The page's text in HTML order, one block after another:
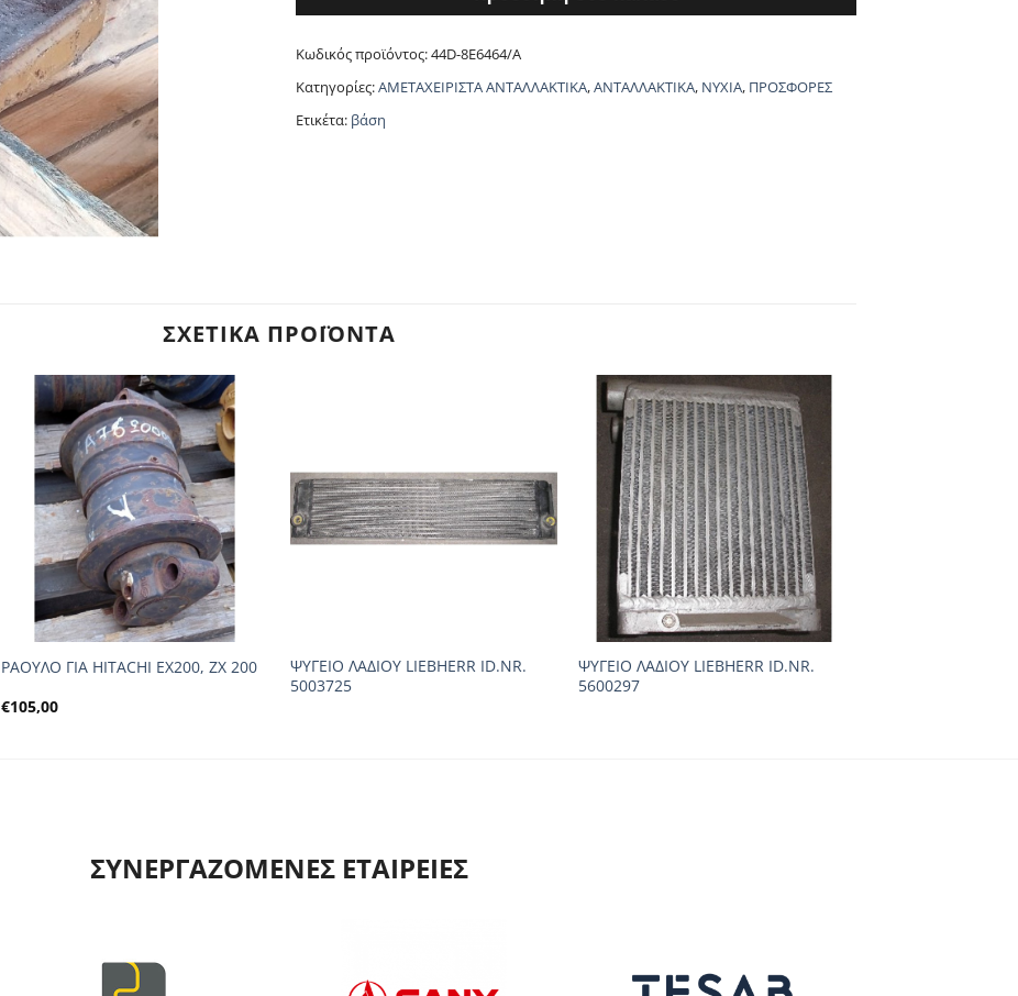
Κωδικός προϊόντος:44D-8E6464/A
Κατηγορίες:ΑΜΕΤΑΧΕΙΡΙΣΤΑ ΑΝΤΑΛΛΑΚΤΙΚΑ,ΑΝΤΑΛΛΑΚΤΙΚΑ, ΝΥΧΙΑ, ΠΡΟΣΦΟΡΕΣ
Ετικέτα: βάση
ΣΧΕΤΙΚΆ ΠΡΟΪΌΝΤΑ
ΡΑΟΥΛΟ ΓΙΑ HITACHI EX200, ZX 200
€105,00
ΨΥΓΕΙΟ ΛΑΔΙΟΥ LIEBHERR ID.NR.
5003725
ΨΥΓΕΙΟ ΛΑΔΙΟΥ LIEBHERR ID.NR.
5600297
ΣΥΝΕΡΓΑΖΟΜΕΝΕΣ ΕΤΑΙΡΕΙΕΣ